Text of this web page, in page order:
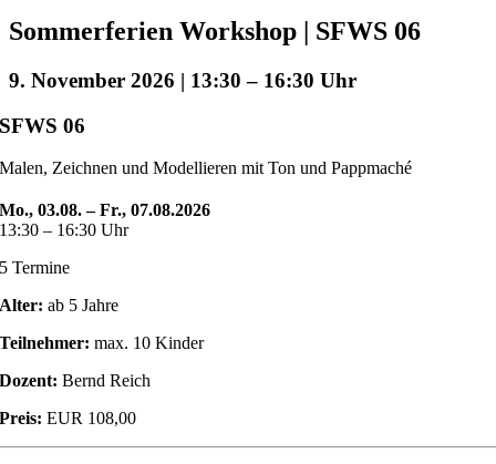
Sommerferien Workshop | SFWS 06
9. November 2026 | 13:30 – 16:30
SFWS 06
Malen, Zeichnen und Modellieren mit Ton und Pappmaché
Mo., 03.08. – Fr., 07.08.2026
13:30 – 16:30 Uhr
5 Termine
Alter: ab 5 Jahre
Teilnehmer: max. 10 Kinder
Dozent: Bernd Reich
Preis: EUR 108,00